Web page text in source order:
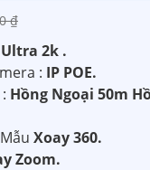
₫
Ultra 2k .
: IP POE.
Hồng Ngoại 50m
Xoay 360.
Zoom.